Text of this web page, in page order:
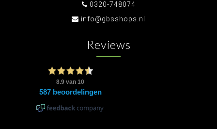
0320-748074
info@gbsshops.nl
Reviews